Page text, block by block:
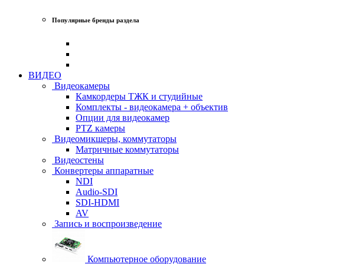
Популярные бренды раздела
ВИДЕО
Видеокамеры
Камкордеры ТЖК и студийные
Комплекты - видеокамера + объектив
Опции для видеокамер
PTZ камеры
Видеомикшеры, коммутаторы
Матричные коммутаторы
Видеостены
Конвертеры аппаратные
NDI
Audio-SDI
SDI-HDMI
AV
Запись и воспроизведение
Компьютерное оборудование